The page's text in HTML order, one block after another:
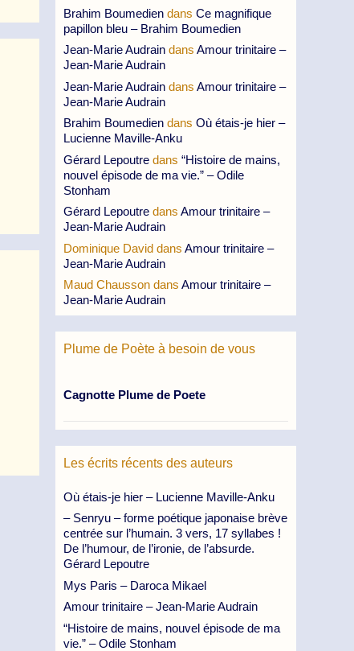
Brahim Boumedien dans Ce magnifique
papillon bleu – Brahim Boumedien
Jean-Marie Audrain dans Amour trinitaire –
Jean-Marie Audrain
Jean-Marie Audrain dans Amour trinitaire –
Jean-Marie Audrain
Brahim Boumedien dans Où étais-je hier –
Lucienne Maville-Anku
Gérard Lepoutre dans “Histoire de mains,
nouvel épisode de ma vie.” – Odile
Stonham
Gérard Lepoutre dans Amour trinitaire –
Jean-Marie Audrain
Dominique David dans Amour trinitaire –
Jean-Marie Audrain
Maud Chausson dans Amour trinitaire –
Jean-Marie Audrain
Plume de Poète à besoin de vous
Cagnotte Plume de Poete
Les écrits récents des auteurs
Où étais-je hier – Lucienne Maville-Anku
– Senryu – forme poétique japonaise brève
centrée sur l’humain. 3 vers, 17 syllabes !
De l’humour, de l’ironie, de l’absurde.
Gérard Lepoutre
Mys Paris – Daroca Mikael
Amour trinitaire – Jean-Marie Audrain
“Histoire de mains, nouvel épisode de ma
vie.” – Odile Stonham